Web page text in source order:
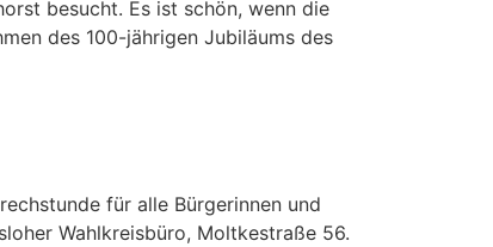
besucht. Es ist schön, wenn die
des 100-jährigen Jubiläums des
für alle Bürgerinnen und
Wahlkreisbüro, Moltkestraße 56.